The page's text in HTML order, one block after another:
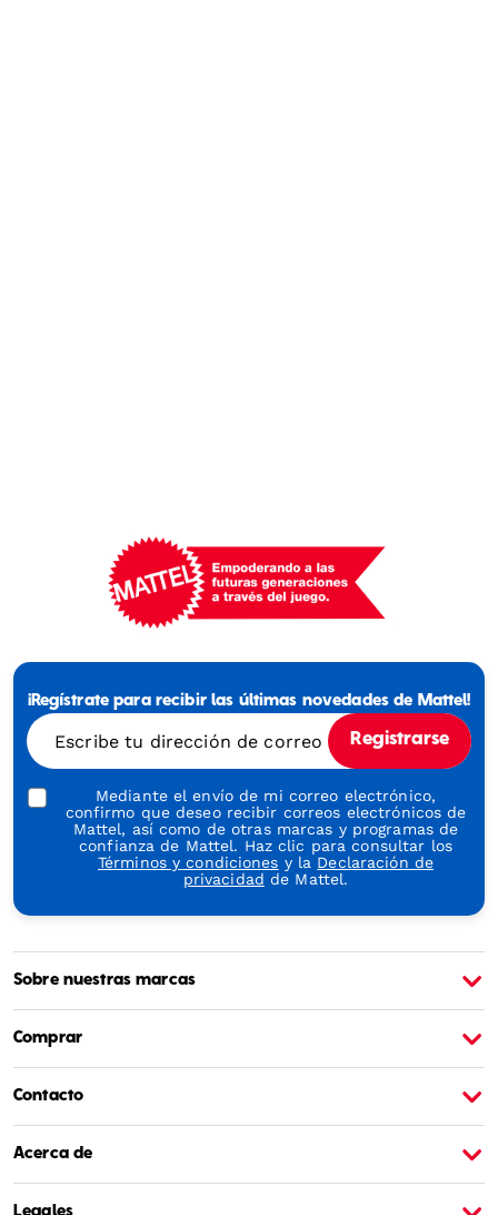
-
Generations
Play
¡Regístrate para recibir las últimas novedades de Mattel!
Escribe tu dirección de correo electrónico
Registrarse
Mediante el envío de mi correo electrónico,
confirmo que deseo recibir correos electrónicos de
Mattel, así como de otras marcas y programas de
confianza de Mattel. Haz clic para consultar los
Términos y condiciones y la Declaración de
privacidad de Mattel.
Sobre nuestras marcas
Comprar
Contacto
Acerca de
Legales